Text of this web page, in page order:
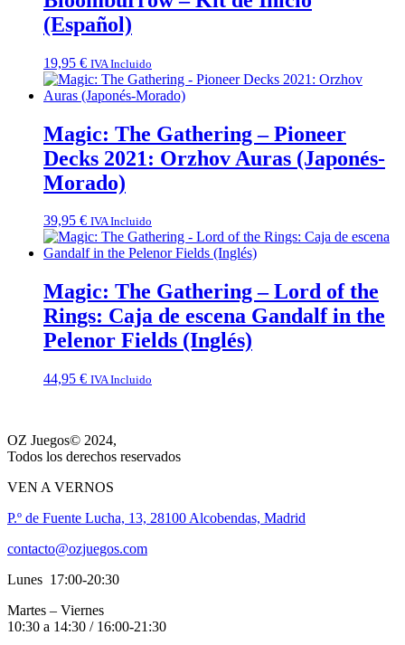
(Español)
19,95 € IVA Incluido
Magic: The Gathering – Pioneer
Decks 2021: Orzhov Auras (Japonés-
Morado)
39,95 € IVA Incluido
Magic: The Gathering – Lord of the
Rings: Caja de escena Gandalf in the
Pelenor Fields (Inglés)
44,95 € IVA Incluido
OZ Juegos© 2024,
Todos los derechos reservados
VEN A VERNOS
P.º de Fuente Lucha, 13, 28100 Alcobendas, Madrid
contacto@ozjuegos.com
Lunes 17:00-20:30
Martes – Viernes
10:30 a 14:30 / 16:00-21:30